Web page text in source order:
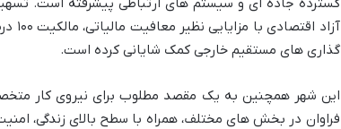
گسترده جاده ای و سیستم های ارتباطی پیشرفته است.
گذاری های مستقیم خارجی کمک شایانی کرده است.
این شهر همچنین به یک مقصد مطلوب برای نیروی کار
فراوان در بخش های مختلف، همراه با سطح بالای زندگی،